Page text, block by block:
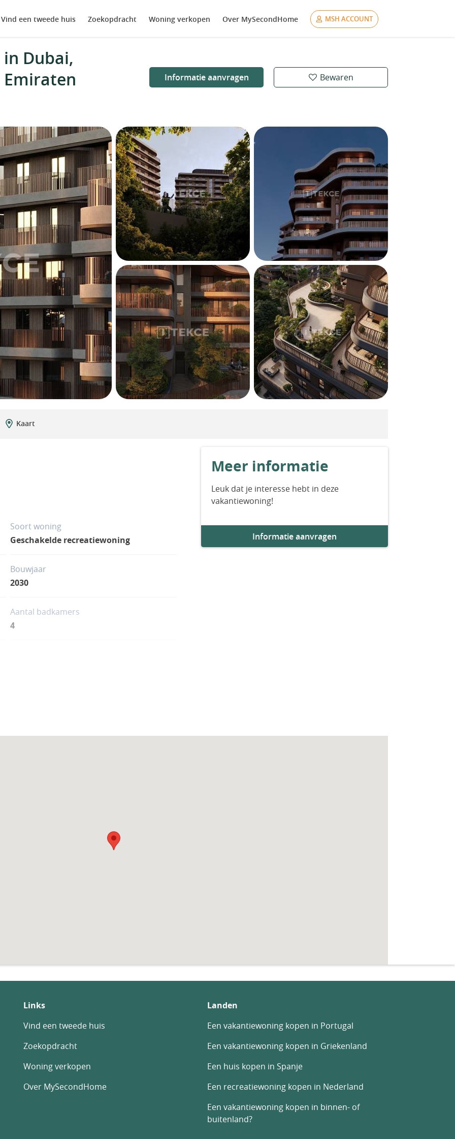
Vind een tweede huis Zoekopdracht Woning verkopen Over MySecondHome MSH ACCOUNT
Dubai,
Informatie aanvragen Bewaren
Kaart
Soort woning
Geschakelde recreatiewoning
Bouwjaar
2030
Aantal badkamers
4
Meer informatie
Leuk dat je interesse hebt in deze
vakantiewoning!
Informatie aanvragen
Links
Vind een tweede huis
Zoekopdracht
Woning verkopen
Over MySecondHome
Landen
Een vakantiewoning kopen in Portugal
Een vakantiewoning kopen in Griekenland
Een huis kopen in Spanje
Een recreatiewoning kopen in Nederland
Een vakantiewoning kopen in binnen- of
buitenland?